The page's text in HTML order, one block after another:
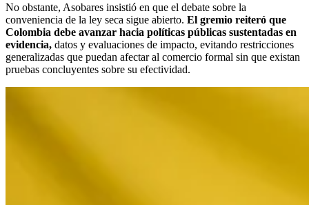
No obstante, Asobares insistió en que el debate sobre la
conveniencia de la ley seca sigue abierto. El gremio reiteró que
Colombia debe avanzar hacia políticas públicas sustentadas en
evidencia, datos y evaluaciones de impacto, evitando restricciones
generalizadas que puedan afectar al comercio formal sin que existan
pruebas concluyentes sobre su efectividad.